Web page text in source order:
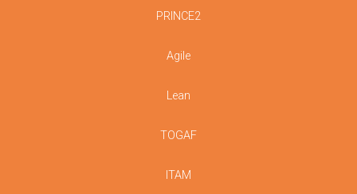
PRINCE2
Agile
Lean
TOGAF
ITAM